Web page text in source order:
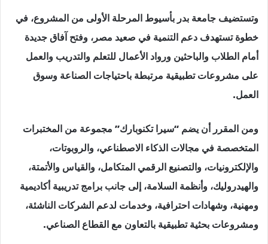
وتستضيف جامعة بدر بأسيوط المرحلة الأولى من المشروع، في
خطوة تستهدف دعم التنمية في صعيد مصر، وفتح آفاق جديدة
أمام الطلاب والباحثين ورواد الأعمال للتعلم والتدريب والعمل
على مشروعات تطبيقية مرتبطة باحتياجات الصناعة وسوق
العمل.
ومن المقرر أن يضم “سيرا تكنوبارك” مجموعة من المختبرات
المتخصصة في مجالات الذكاء الاصطناعي، والروبوتات،
والإلكترونيات، والتصنيع الرقمي المتكامل، والقياس والأتمتة،
والهيدروليك، وأنظمة السلامة، إلى جانب برامج تدريبية أكاديمية
ومهنية، وشهادات احترافية، وخدمات لدعم الشركات الناشئة،
ومشروعات بحثية تطبيقية بالتعاون مع القطاع الصناعي.